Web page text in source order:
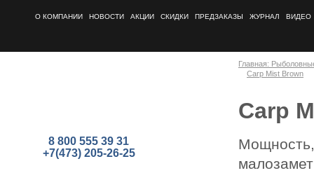
О КОМПАНИИ НОВОСТИ АКЦИИ СКИДКИ ПРЕДЗАКАЗЫ ЖУРНАЛ ВИДЕО
8 800 555 39 31
+7(473) 205-26-25
Главная:
Carp Mist Brown
Carp
Мощность,